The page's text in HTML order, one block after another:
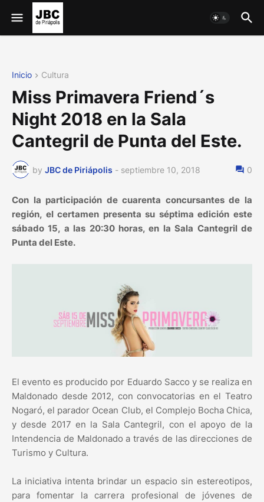
Inicio Cultura
Miss Primavera Friend´s
Night 2018 en la Sala
Cantegril de Punta del Este.
by JBC de Piriápolis - septiembre 10, 2018 0
Con la participación de cuarenta concursantes de la
región, el certamen presenta su séptima edición este
sábado 15, a las 20:30 horas, en la Sala Cantegril de
Punta del Este.
El evento es producido por Eduardo Sacco y se realiza en
Maldonado desde 2012, con convocatorias en el Teatro
Nogaró, el parador Ocean Club, el Complejo Bocha Chica,
y desde 2017 en la Sala Cantegril, con el apoyo de la
Intendencia de Maldonado a través de las direcciones de
Turismo y Cultura.
La iniciativa intenta brindar un espacio sin estereotipos,
para fomentar la carrera profesional de jóvenes de